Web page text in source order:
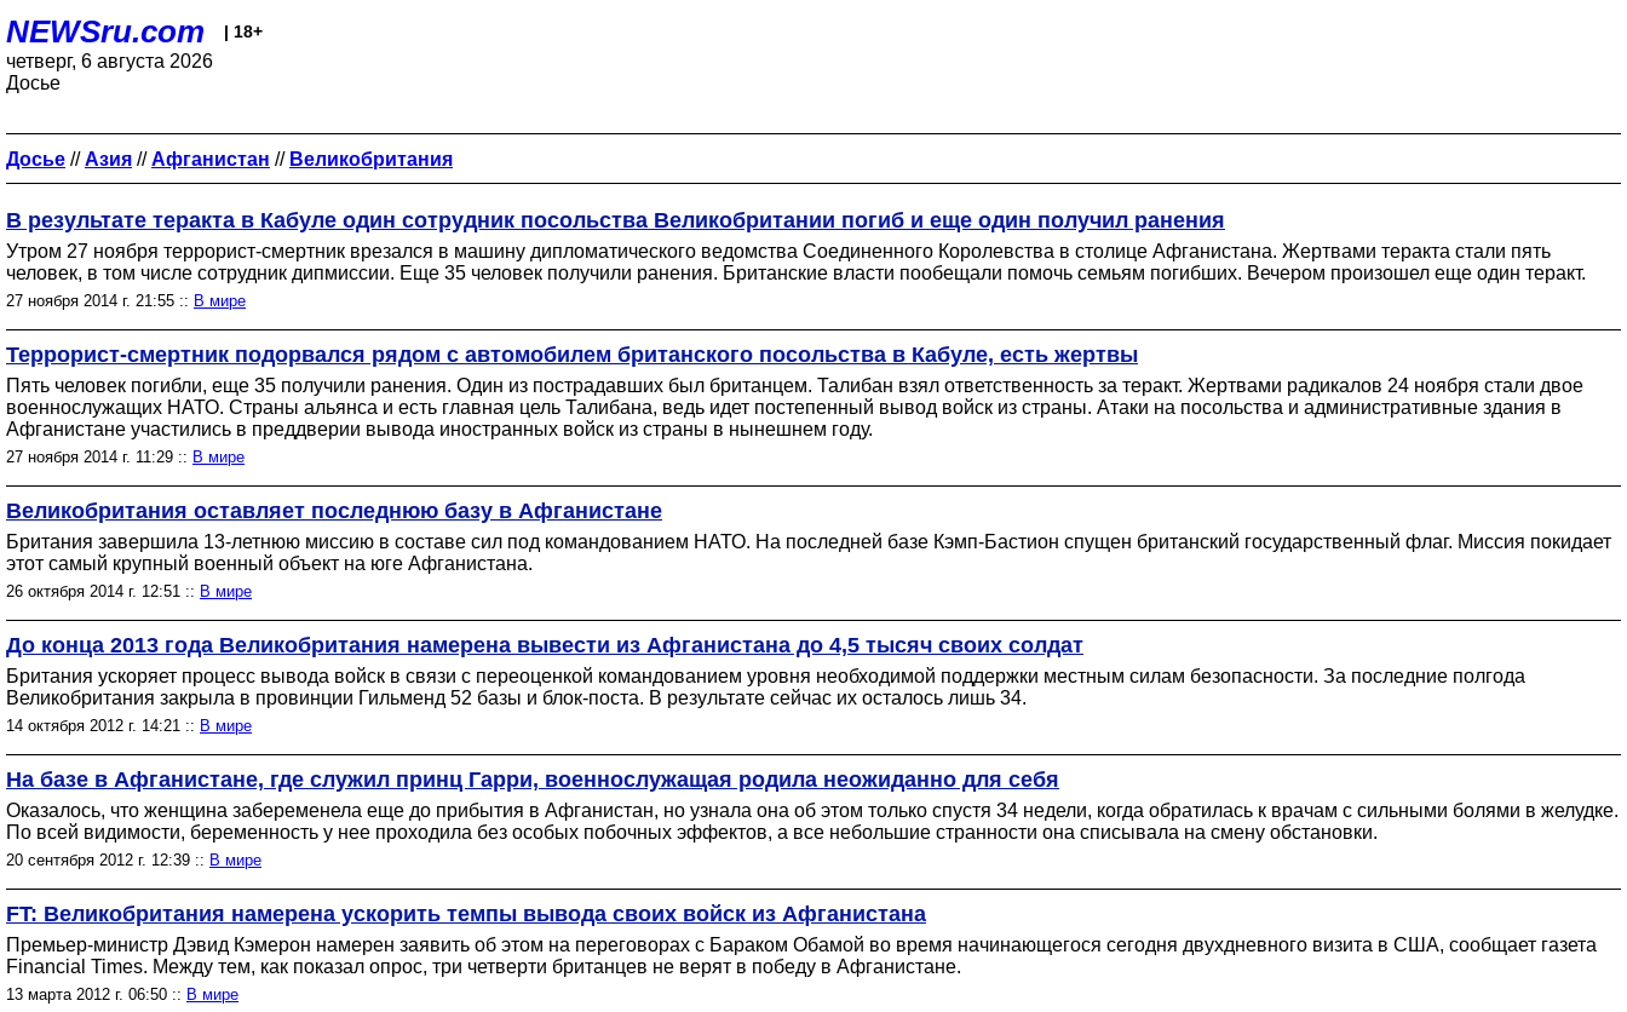
NEWSru.com | 18+
четверг, 6 августа 2026
Досье
Досье //Азия //Афганистан // Великобритания
В результате теракта в Кабуле один сотрудник посольства Великобритании погиб и еще один получил ранения
Утром 27 ноября террорист-смертник врезался в машину дипломатического ведомства Соединенного Королевства в столице Афганистана. Жертвами теракта стали пять
человек, в том числе сотрудник дипмиссии. Еще 35 человек получили ранения. Британские власти пообещали помочь семьям погибших. Вечером произошел еще один теракт.
27 ноября 2014 г. 21:55 :: В мире
Террорист-смертник подорвался рядом с автомобилем британского посольства в Кабуле, есть жертвы
Пять человек погибли, еще 35 получили ранения. Один из пострадавших был британцем. Талибан взял ответственность за теракт. Жертвами радикалов 24 ноября стали двое
военнослужащих НАТО. Страны альянса и есть главная цель Талибана, ведь идет постепенный вывод войск из страны. Атаки на посольства и административные здания в
Афганистане участились в преддверии вывода иностранных войск из страны в нынешнем году.
27 ноября 2014 г. 11:29 :: В мире
Великобритания оставляет последнюю базу в Афганистане
Британия завершила 13-летнюю миссию в составе сил под командованием НАТО. На последней базе Кэмп-Бастион спущен британский государственный флаг. Миссия покидает
этот самый крупный военный объект на юге Афганистана.
26 октября 2014 г. 12:51 :: В мире
До конца 2013 года Великобритания намерена вывести из Афганистана до 4,5 тысяч своих солдат
Британия ускоряет процесс вывода войск в связи с переоценкой командованием уровня необходимой поддержки местным силам безопасности. За последние полгода
Великобритания закрыла в провинции Гильменд 52 базы и блок-поста. В результате сейчас их осталось лишь 34.
14 октября 2012 г. 14:21 :: В мире
На базе в Афганистане, где служил принц Гарри, военнослужащая родила неожиданно для себя
Оказалось, что женщина забеременела еще до прибытия в Афганистан, но узнала она об этом только спустя 34 недели, когда обратилась к врачам с сильными болями в желудке.
По всей видимости, беременность у нее проходила без особых побочных эффектов, а все небольшие странности она списывала на смену обстановки.
20 сентября 2012 г. 12:39 :: В мире
FT: Великобритания намерена ускорить темпы вывода своих войск из Афганистана
Премьер-министр Дэвид Кэмерон намерен заявить об этом на переговорах с Бараком Обамой во время начинающегося сегодня двухдневного визита в США, сообщает газета
Financial Times. Между тем, как показал опрос, три четверти британцев не верят в победу в Афганистане.
13 марта 2012 г. 06:50 :: В мире